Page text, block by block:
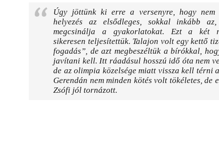
Úgy jöttünk ki erre a versenyre, hogy nem
helyezés az elsődleges, sokkal inkább
megcsinálja a gyakorlatokat. Ezt a két
sikeresen teljesítettük. Talajon volt egy kettő
fogadás”, de azt megbeszéltük a bírókkal,
javítani kell. Itt ráadásul hosszú idő óta nem
de az olimpia közelsége miatt vissza kell térni
Gerendán nem minden kötés volt tökéletes, de
Zsófi jól tornázott.